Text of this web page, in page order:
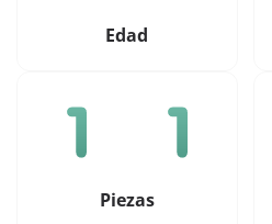
Edad
Piezas